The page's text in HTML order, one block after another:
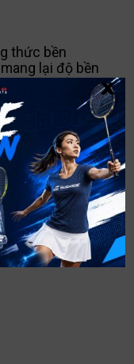
thức bền
lại độ bền
yêu cầu
vợt.
x